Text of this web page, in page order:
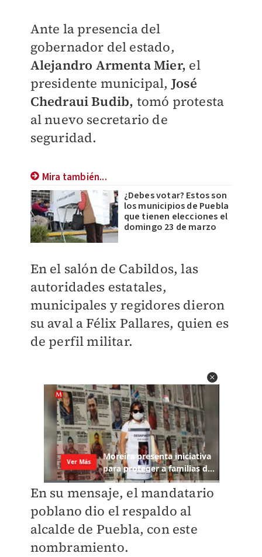
Ante la presencia del
gobernador del estado,
Alejandro Armenta Mier, el
presidente municipal, José
Chedraui Budib, tomó protesta
al nuevo secretario de
seguridad.
Mira también...
¿Debes votar? Estos son
los municipios de Puebla
que tienen elecciones el
domingo 23 de marzo
En el salón de Cabildos, las
autoridades estatales,
municipales y regidores dieron
su aval a Félix Pallares, quien es
de perfil militar.
En su mensaje, el mandatario
poblano dio el respaldo al
alcalde de Puebla, con este
nombramiento.